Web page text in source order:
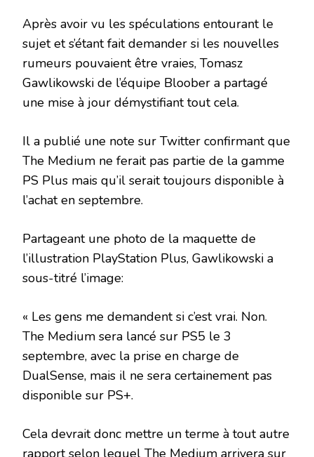
Après avoir vu les spéculations entourant le
sujet et s’étant fait demander si les nouvelles
rumeurs pouvaient être vraies, Tomasz
Gawlikowski de l’équipe Bloober a partagé
une mise à jour démystifiant tout cela.
Il a publié une note sur Twitter confirmant que
The Medium ne ferait pas partie de la gamme
PS Plus mais qu’il serait toujours disponible à
l’achat en septembre.
Partageant une photo de la maquette de
l’illustration PlayStation Plus, Gawlikowski a
sous-titré l’image:
« Les gens me demandent si c’est vrai. Non.
The Medium sera lancé sur PS5 le 3
septembre, avec la prise en charge de
DualSense, mais il ne sera certainement pas
disponible sur PS+.
Cela devrait donc mettre un terme à tout autre
rapport selon lequel The Medium arrivera sur